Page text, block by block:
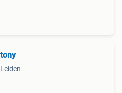
tony
Leiden